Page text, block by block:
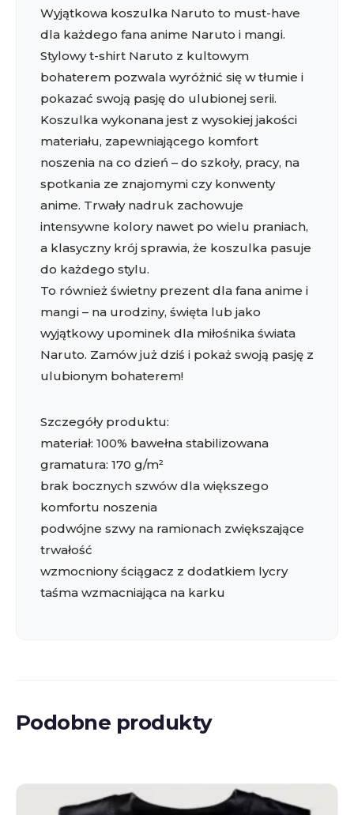
Wyjątkowa koszulka Naruto to must-have
dla każdego fana anime Naruto i mangi.
Stylowy t-shirt Naruto z kultowym
bohaterem pozwala wyróżnić się w tłumie i
pokazać swoją pasję do ulubionej serii.
Koszulka wykonana jest z wysokiej jakości
materiału, zapewniającego komfort
noszenia na co dzień – do szkoły, pracy, na
spotkania ze znajomymi czy konwenty
anime. Trwały nadruk zachowuje
intensywne kolory nawet po wielu praniach,
a klasyczny krój sprawia, że koszulka pasuje
do każdego stylu.
To również świetny prezent dla fana anime i
mangi – na urodziny, święta lub jako
wyjątkowy upominek dla miłośnika świata
Naruto. Zamów już dziś i pokaż swoją pasję z
ulubionym bohaterem!
Szczegóły produktu:
materiał: 100% bawełna stabilizowana
gramatura: 170 g/m²
brak bocznych szwów dla większego
komfortu noszenia
podwójne szwy na ramionach zwiększające
trwałość
wzmocniony ściągacz z dodatkiem lycry
taśma wzmacniająca na karku
Podobne produkty